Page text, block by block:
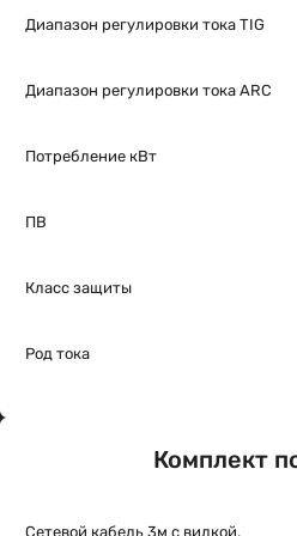
Диапазон регулировки тока TIG
Диапазон регулировки тока ARC
Потребление кВт
ПВ
Класс защиты
Род тока
Комплект
Сетевой кабель 3м с вилкой,